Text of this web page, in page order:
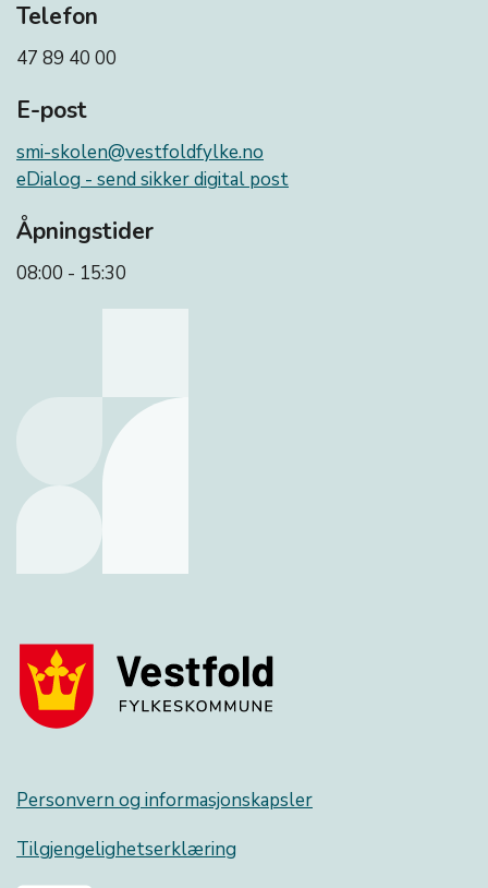
Telefon
47 89 40 00
E-post
smi-skolen@vestfoldfylke.no
eDialog - send sikker digital post
Åpningstider
08:00 - 15:30
Personvern og informasjonskapsler
Tilgjengelighetserklæring